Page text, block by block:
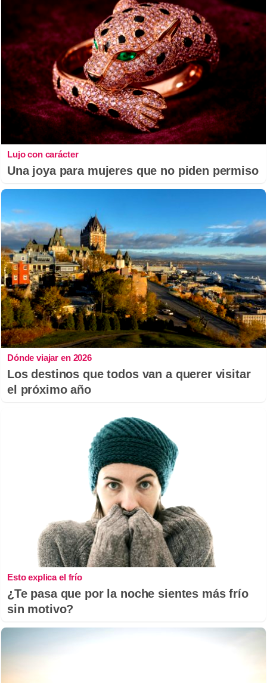
Lujo con carácter
Una joya para mujeres que no piden permiso
Dónde viajar en 2026
Los destinos que todos van a querer visitar
el próximo año
Esto explica el frío
¿Te pasa que por la noche sientes más frío
sin motivo?